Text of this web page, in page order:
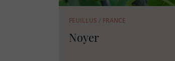
FEUILLUS / FRANCE
Noyer